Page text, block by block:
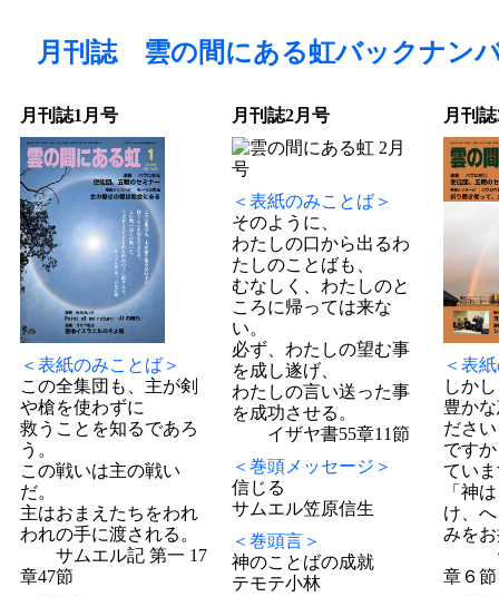
月刊誌 雲の間にある虹バックナン
月刊誌1月号
＜表紙のみことば＞
この全集団も、主が剣
や槍を使わずに
救うことを知るであろ
う。
この戦いは主の戦い
だ。
主はおまえたちをわれ
われの手に渡される。
サムエル記 第一 17
章47節
月刊誌2月号
＜表紙のみことば＞
そのように、
わたしの口から出るわ
たしのことばも、
むなしく、わたしのと
ころに帰っては来な
い。
必ず、わたしの望む事
を成し遂げ、
わたしの言い送った事
を成功させる。
イザヤ書55章11節
＜巻頭メッセージ＞
信じる
サムエル笠原信生
＜巻頭言＞
神のことばの成就
テモテ小林
月刊
＜表
しか
豊か
ださ
です
てい
「神
け、
みを
ヤ
章６節